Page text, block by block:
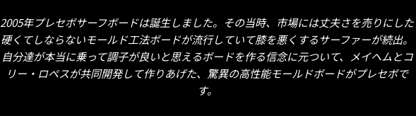
2005年プレセボサーフボードは誕生しました。その当時、市場には丈夫さを売りにした
硬くてしならないモールド工法ボードが流行していて膝を悪くするサーファーが続出。
自分達が本当に乗って調子が良いと思えるボードを作る信念に元ついて、メイヘムとコ
リー・ロペスが共同開発して作りあげた、驚異の高性能モールドボードがプレセボで
す。